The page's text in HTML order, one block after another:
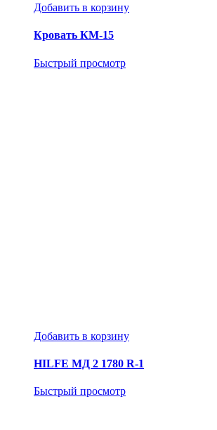
Добавить в корзину
Кровать КМ-15
Быстрый просмотр
Добавить в корзину
HILFE МД 2 1780 R-1
Быстрый просмотр